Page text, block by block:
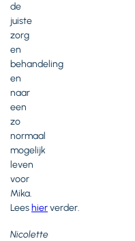
de
juiste
zorg
en
behandeling
en
naar
een
zo
normaal
mogelijk
leven
voor
Mika.
Lees hierverder.
Nicolette